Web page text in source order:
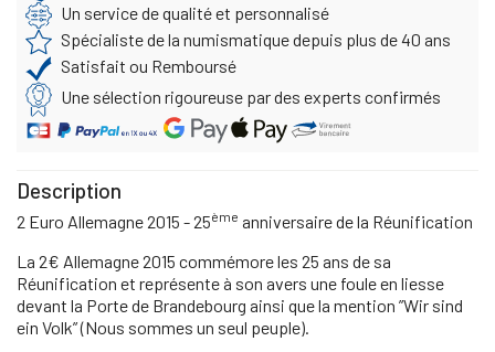
Un service de qualité et personnalisé
Spécialiste de la numismatique depuis plus de 40 ans
Satisfait ou Remboursé
Une sélection rigoureuse par des experts confirmés
Description
2 Euro Allemagne 2015 - 25ème anniversaire de la Réunification
La 2€ Allemagne 2015 commémore les 25 ans de sa
Réunification et représente à son avers une foule en liesse
devant la Porte de Brandebourg ainsi que la mention ”Wir sind
ein Volk” (Nous sommes un seul peuple).